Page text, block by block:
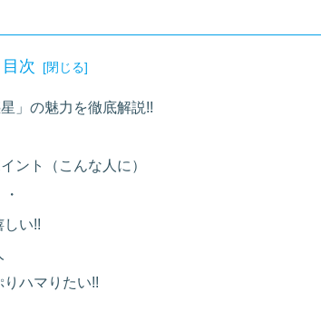
目次
」の魅力を徹底解説!!
ント（こんな人に）
い!!
ハマりたい!!